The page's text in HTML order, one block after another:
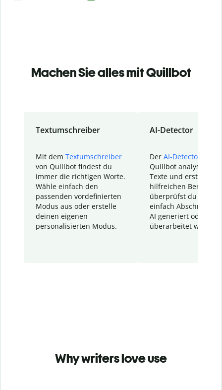
Machen Sie alles mit Quillbot
Textumschreiber
Mit dem Textumschreiber
von Quillbot findest du
immer die richtigen Worte.
Wähle einfach den
passenden vordefinierten
Modus aus oder erstelle
deinen eigenen
personalisierten Modus.
AI-Detector
Der AI-Detector
Quillbot analysiert
Texte und erstellt
hilfreichen Bericht.
überprüfst du
einfach Abschnitte,
AI generiert oder
überarbeitet wurden.
Why writers love use